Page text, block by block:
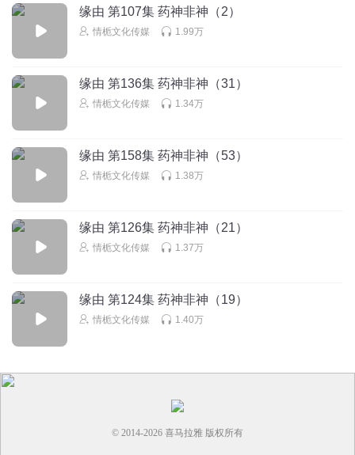
2021-11-20
山家青怡
欧阳小姑娘的能力还是相当值得肯定的
回复 2021-08-28
来来来，走过路过千万不要错过！小伙伴们，订阅，打call，
分享，点赞，评论，走起
2021-08-28
缘由 第107集 药神非神（2）
情栀文化传媒 1.99万
缘由 第136集 药神非神（31）
情栀文化传媒 1.34万
缘由 第158集 药神非神（53）
情栀文化传媒 1.38万
缘由 第126集 药神非神（21）
情栀文化传媒 1.37万
缘由 第124集 药神非神（19）
情栀文化传媒 1.40万
© 2014-2026 喜马拉雅 版权所有